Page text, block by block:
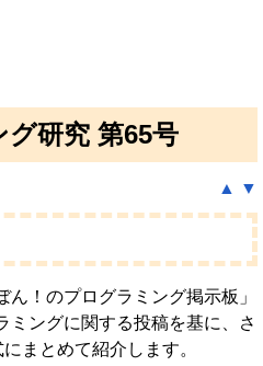
研究 第65号
▲ ▼
ん！のプログラミング掲示板」
ミングに関する投稿を基に、さ
まとめて紹介します。